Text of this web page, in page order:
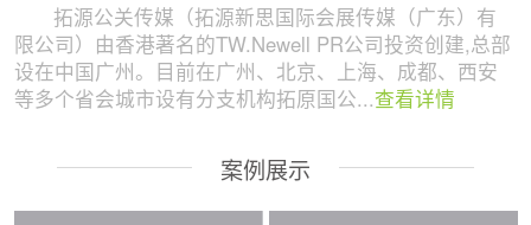
拓源公关传媒（拓源新思国际会展传媒（广东）有
限公司）由香港著名的TW.Newell PR公司投资创建,总部
设在中国广州。目前在广州、北京、上海、成都、西安
等多个省会城市设有分支机构拓原国公...查看详情
案例展示